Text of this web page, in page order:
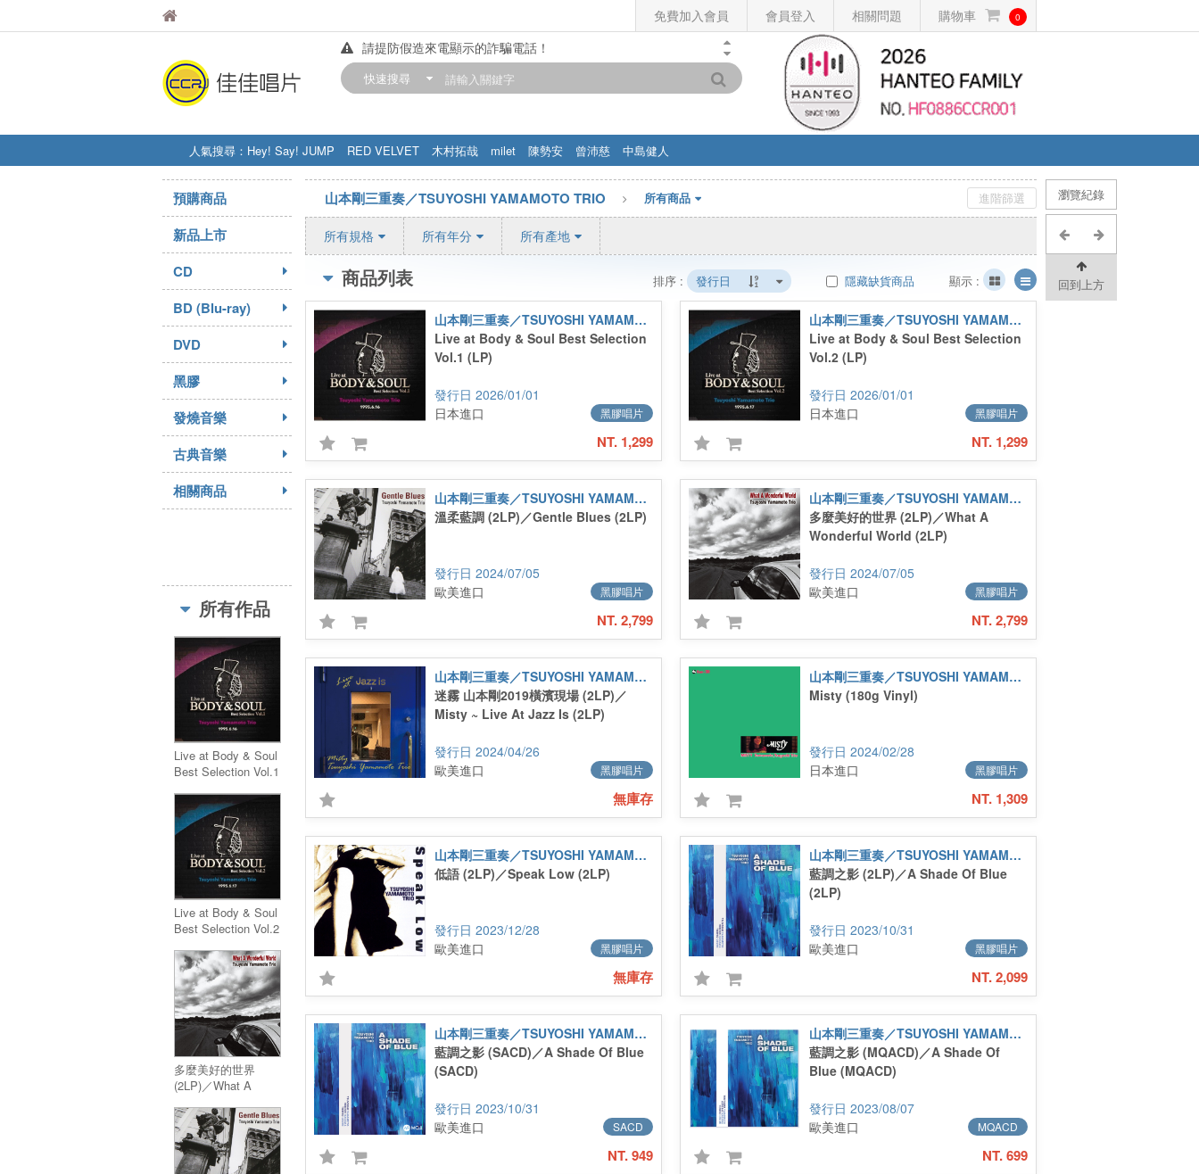
免費加入會員 會員登入 相關問題 購物車 0
佳佳唱片
請提防假造來電顯示的詐騙電話！
【中華門市營業時間調整公告】
快速搜尋
人氣搜尋： Hey! Say! JUMP RED VELVET 木村拓哉 milet 陳勢安 曾沛慈
中島健人
STRAY KIDS
盧廣仲 周杰伦
瀏覽紀錄
回到上方
預購商品
新品上市
CD
BD (Blu-ray)
DVD
黑膠
發燒音樂
古典音樂
相關商品
所有作品
Live at Body & Soul
Best Selection Vol.1
Live at Body & Soul
Best Selection Vol.2
多麼美好的世界
(2LP)／What A
(2LP)
進階篩選
山本剛三重奏／TSUYOSHI YAMAMOTO TRIO 所有商品
所有規格 所有年分 所有產地
排序 : 發行日 隱藏缺貨商品 顯示 :
商品列表
山本剛三重奏／TSUYOSHI YAMAMOTO TRIO
Live at Body & Soul Best Selection
Vol.1 (LP)
2026/01/01
黑膠唱片
日本進口
NT. 1,299
山本剛三重奏／TSUYOSHI YAMAMOTO TRIO
Live at Body & Soul Best Selection
Vol.2 (LP)
2026/01/01
黑膠唱片
日本進口
NT. 1,299
山本剛三重奏／TSUYOSHI YAMAMOTO TRIO
溫柔藍調 (2LP)／Gentle Blues (2LP)
2024/07/05
黑膠唱片
歐美進口
NT. 2,799
山本剛三重奏／TSUYOSHI YAMAMOTO TRIO
多麼美好的世界 (2LP)／What A
Wonderful World (2LP)
2024/07/05
黑膠唱片
歐美進口
NT. 2,799
山本剛三重奏／TSUYOSHI YAMAMOTO TRIO
迷霧 山本剛2019橫濱現場 (2LP)／
Misty ~ Live At Jazz Is (2LP)
2024/04/26
黑膠唱片
歐美進口
無庫存
山本剛三重奏／TSUYOSHI YAMAMOTO TRIO
Misty (180g Vinyl)
2024/02/28
黑膠唱片
日本進口
NT. 1,309
山本剛三重奏／TSUYOSHI YAMAMOTO TRIO
低語 (2LP)／Speak Low (2LP)
2023/12/28
黑膠唱片
歐美進口
無庫存
山本剛三重奏／TSUYOSHI YAMAMOTO TRIO
藍調之影 (2LP)／A Shade Of Blue
(2LP)
2023/10/31
黑膠唱片
歐美進口
NT. 2,099
山本剛三重奏／TSUYOSHI YAMAMOTO TRIO
藍調之影 (SACD)／A Shade Of Blue
(SACD)
2023/10/31
SACD
歐美進口
NT. 949
山本剛三重奏／TSUYOSHI YAMAMOTO TRIO
藍調之影 (MQACD)／A Shade Of
Blue (MQACD)
2023/08/07
MQACD
歐美進口
NT. 699